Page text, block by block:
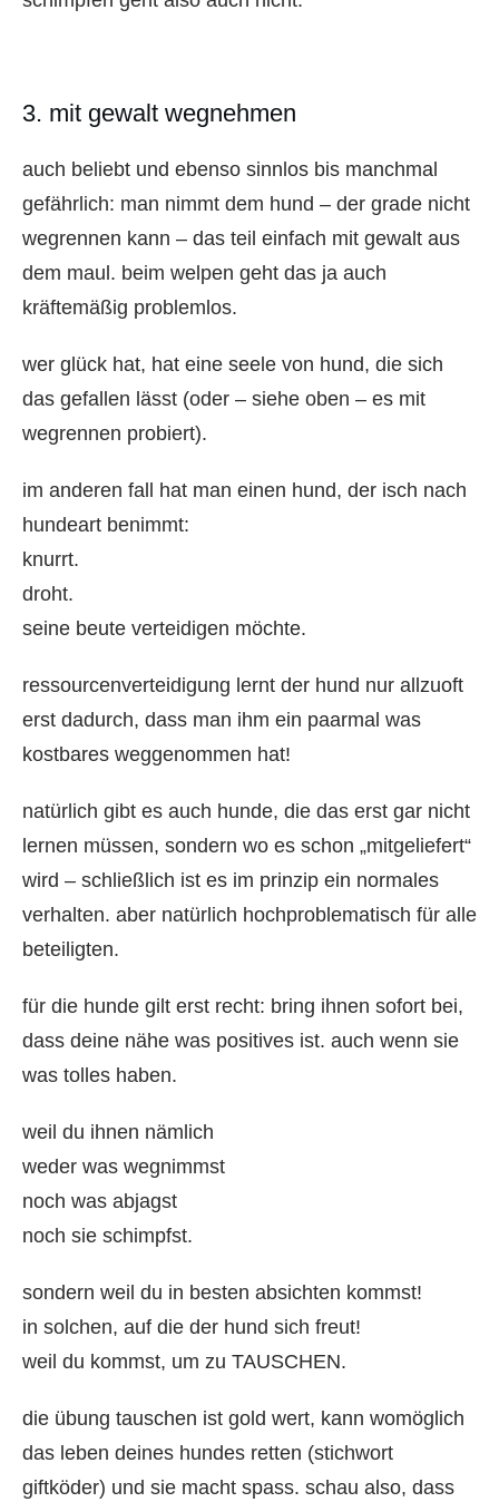
3. mit gewalt wegnehmen
auch beliebt und ebenso sinnlos bis manchmal
gefährlich: man nimmt dem hund – der grade nicht
wegrennen kann – das teil einfach mit gewalt aus
dem maul. beim welpen geht das ja auch
kräftemäßig problemlos.
wer glück hat, hat eine seele von hund, die sich
das gefallen lässt (oder – siehe oben – es mit
wegrennen probiert).
im anderen fall hat man einen hund, der isch nach
hundeart benimmt:
knurrt.
droht.
seine beute verteidigen möchte.
ressourcenverteidigung lernt der hund nur allzuoft
erst dadurch, dass man ihm ein paarmal was
kostbares weggenommen hat!
natürlich gibt es auch hunde, die das erst gar nicht
lernen müssen, sondern wo es schon „mitgeliefert“
wird – schließlich ist es im prinzip ein normales
verhalten. aber natürlich hochproblematisch für alle
beteiligten.
für die hunde gilt erst recht: bring ihnen sofort bei,
dass deine nähe was positives ist. auch wenn sie
was tolles haben.
weil du ihnen nämlich
weder was wegnimmst
noch was abjagst
noch sie schimpfst.
sondern weil du in besten absichten kommst!
in solchen, auf die der hund sich freut!
weil du kommst, um zu TAUSCHEN.
die übung tauschen ist gold wert, kann womöglich
das leben deines hundes retten (stichwort
giftköder) und sie macht spass. schau also, dass